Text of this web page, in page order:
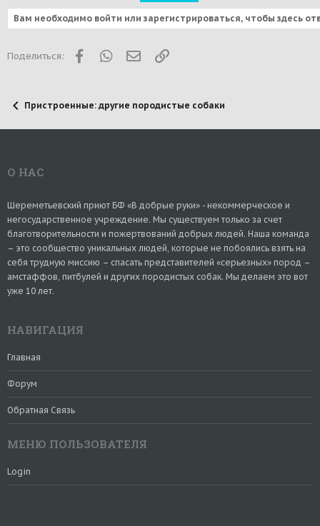
Вам необходимо войти или зарегистрироваться, чтобы здесь
Поделиться: FacebookWhatsAppЭлектронная почта
Ссылка
Пристроенные: другие породистые собаки
О НАС
Шереметьевский приют БФ «В добрые руки» - некоммерческое и
негосударственное учреждение. Мы существуем только за счет
благотворительности и пожертвований добрых людей. Наша команда
– это сообщество уникальных людей, которые не побоялись взять на
себя трудную миссию – спасать представителей «серьезных» пород –
амстаффов, питбулей и других породистых собак. Мы делаем это вот
уже 10 лет.
НАВИГАЦИЯ
Главная
Форум
Обратная Связь
МЕНЮ ПОЛЬЗОВАТЕЛЯ
Login